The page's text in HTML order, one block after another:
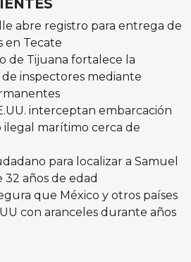
abre registro para entrega de
en Tecate
de Tijuana fortalece la
inspectores mediante
interceptan embarcación
ilegal marítimo cerca de
para localizar a Samuel
32 años de edad
que México y otros países
con aranceles durante años